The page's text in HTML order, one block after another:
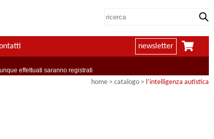
newsletter
effettuati saranno registrati
home > catalogo > l’intelligenza autistica